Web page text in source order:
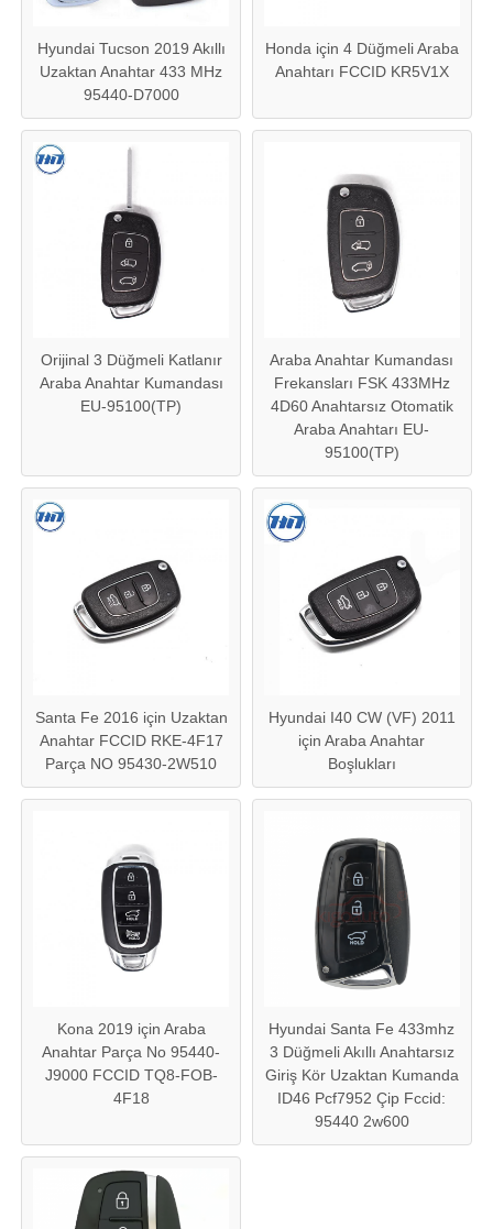
araba anahtarı kabuğu
Araba Anahtar Bıçağı
araba anahtarı programcısı
Çilingir Makinesi
KEYDIY Akıllı Anahtar
Hyundai Tucson 2019 Akıllı
Uzaktan Anahtar 433 MHz
95440-D7000
Honda için 4 Düğmeli Araba
Anahtarı FCCID KR5V1X
Orijinal 3 Düğmeli Katlanır
Araba Anahtar Kumandası
EU-95100(TP)
Araba Anahtar Kumandası
Frekansları FSK 433MHz
4D60 Anahtarsız Otomatik
Araba Anahtarı EU-
95100(TP)
Santa Fe 2016 için Uzaktan
Anahtar FCCID RKE-4F17
Parça NO 95430-2W510
Hyundai I40 CW (VF) 2011
için Araba Anahtar
Boşlukları
Kona 2019 için Araba
Anahtar Parça No 95440-
J9000 FCCID TQ8-FOB-
4F18
Hyundai Santa Fe 433mhz
3 Düğmeli Akıllı Anahtarsız
Giriş Kör Uzaktan Kumanda
ID46 Pcf7952 Çip Fccid:
95440 2w600